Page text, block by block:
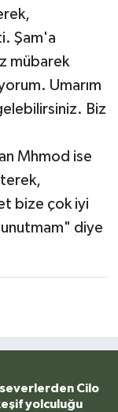
Şam'a
mübarek
Umarım
Biz
Mhmod ise
bize çok iyi
unutmam" diye
Cilo
yolculuğu